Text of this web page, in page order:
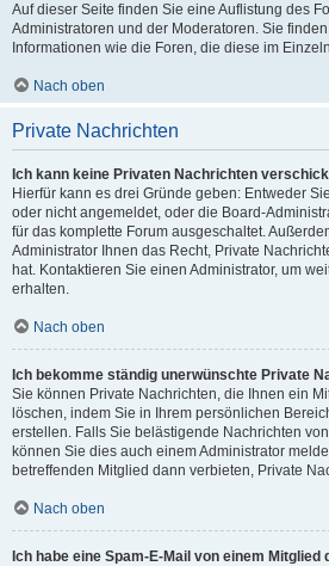
Auf dieser Seite finden Sie eine Auflistung des
Administratoren und der Moderatoren. Sie
Informationen wie die Foren, die diese im
Nach oben
Private Nachrichten
Ich kann keine Privaten Nachrichten
Hierfür kann es drei Gründe geben: Entweder
oder nicht angemeldet, oder die Board-
für das komplette Forum ausgeschaltet.
Administrator Ihnen das Recht, Private
hat. Kontaktieren Sie einen Administrator, um
erhalten.
Nach oben
Ich bekomme ständig unerwünschte Private
Sie können Private Nachrichten, die Ihnen ein
löschen, indem Sie in Ihrem persönlichen
erstellen. Falls Sie belästigende Nachrichten
können Sie dies auch einem Administrator
betreffenden Mitglied dann verbieten, Private
Nach oben
Ich habe eine Spam-E-Mail von einem